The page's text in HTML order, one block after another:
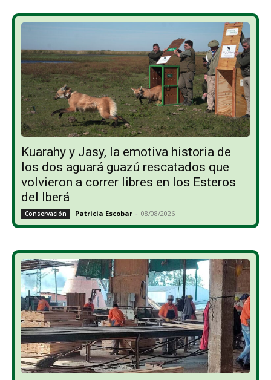
Kuarahy y Jasy, la emotiva historia de
los dos aguará guazú rescatados que
volvieron a correr libres en los Esteros
del Iberá
Conservación Patricia Escobar - 08/08/2026